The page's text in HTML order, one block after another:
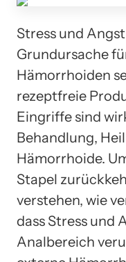
Stress und
Grundursache
Hämorrhoiden
rezeptfreie
Eingriffe sind
Behandlung,
Hämorrhoide.
Stapel
verstehen, wie
dass Stress und
Analbereich